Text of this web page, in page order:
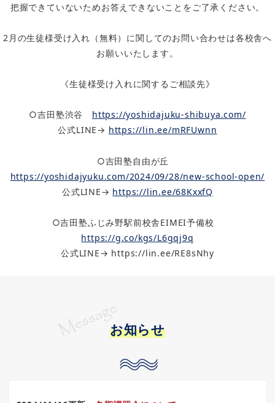
把握できていないためお答えできないことをご了承ください。
2月の生徒様受け入れ（無料）に関してのお問い合わせは各校舎へ
お願いいたします。
《生徒様受け入れに関するご相談先》
○吉田塾渋谷 https://yoshidajuku-shibuya.com/
公式LINE→ https://lin.ee/mRFUwnn
○吉田塾自由が丘
https://yoshidajyuku.com/2024/09/28/new-school-open/
公式LINE→ https://lin.ee/68KxxfQ
○吉田塾ふじみ野駅前校舎EIMEI予備校
https://g.co/kgs/L6gqj9q
公式LINE→ https://lin.ee/RE8sNhy
お知らせ